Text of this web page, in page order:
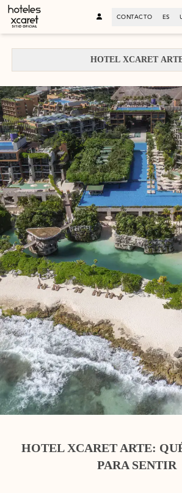
CONTACTO ES
HOTEL XCARET
HOTEL XCARET ARTE:
PARA SENTIR